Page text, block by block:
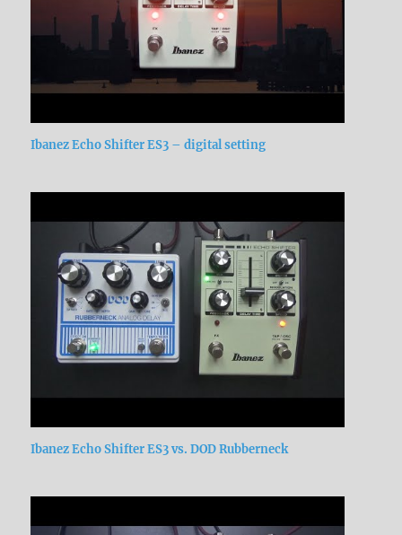
Ibanez Echo Shifter ES3 – digital setting
Ibanez Echo Shifter ES3 vs. DOD Rubberneck